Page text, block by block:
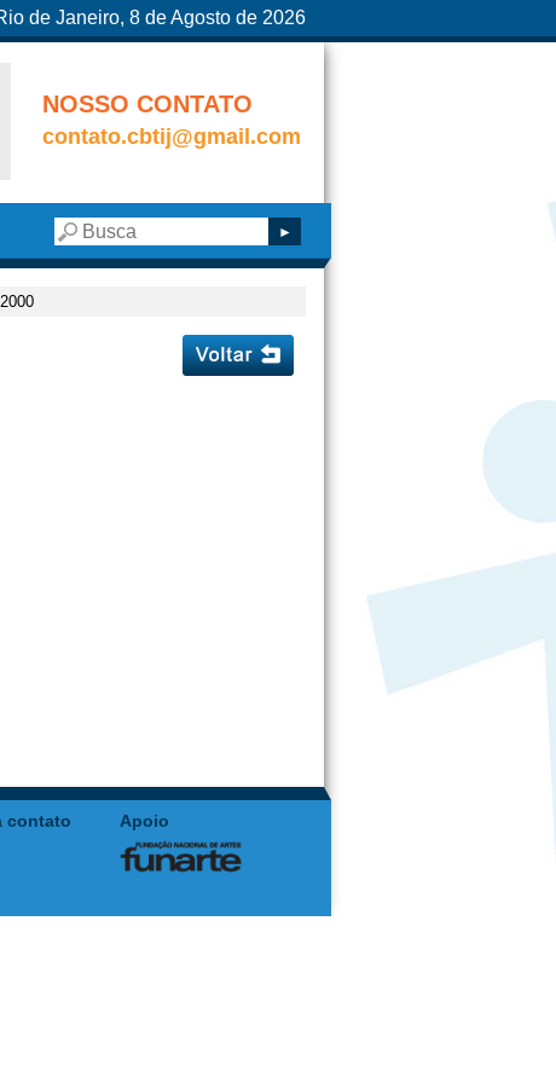
de Janeiro, 8 de Agosto de 2026
NOSSO CONTATO
contato.cbtij@gmail.com
contato
Apoio